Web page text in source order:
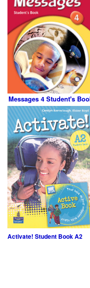
Messages 4 Student's
Activate! Student Book A2